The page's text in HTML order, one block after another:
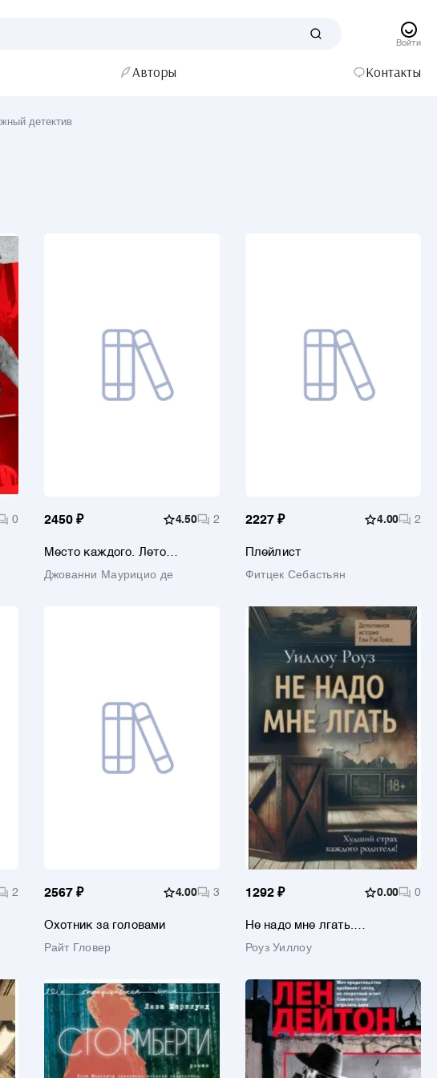
Войти
Авторы Контакты
детектив
0 2450 ₽ 4.50 2
Место каждого. Лето
Джованни Маурицио де
2227 ₽ 4.00 2
Плейлист
Фитцек Себастьян
2 2567 ₽ 4.00 3
Охотник за головами
Райт Гловер
1292 ₽ 0.00 0
Не надо мне лгать.
Томас
Роуз Уиллоу